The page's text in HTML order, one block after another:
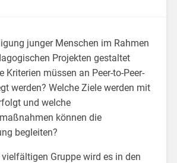
junger Menschen im Rahmen
Projekten gestaltet
Kriterien müssen an Peer-to-Peer-
werden? Welche Ziele werden mit
und welche
können die
begleiten?
Gruppe wird es in den